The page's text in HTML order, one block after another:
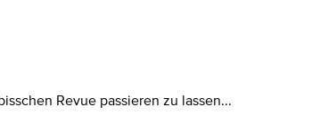
Revue passieren zu lassen...